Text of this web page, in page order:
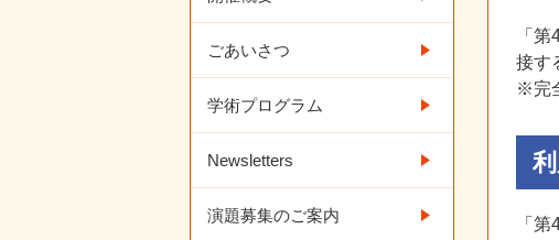
ごあいさつ
学術プログラム
Newsletters
演題募集のご案内
「
接す
※完
「